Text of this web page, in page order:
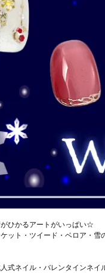
ひかるアートがいっぱい☆
ット・ツイード・ベロア・雪
式ネイル・バレンタインネ